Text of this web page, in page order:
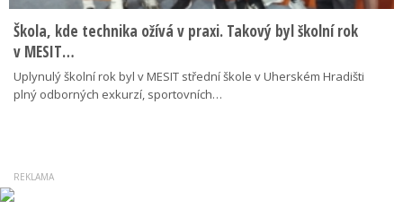
Škola, kde technika ožívá v praxi. Takový byl školní rok
v MESIT…
Uplynulý školní rok byl v MESIT střední škole v Uherském Hradišti
plný odborných exkurzí, sportovních…